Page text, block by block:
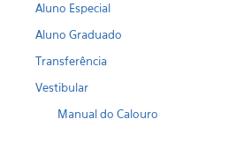
Aluno Especial
Aluno Graduado
Transferência
Vestibular
Manual do Calouro